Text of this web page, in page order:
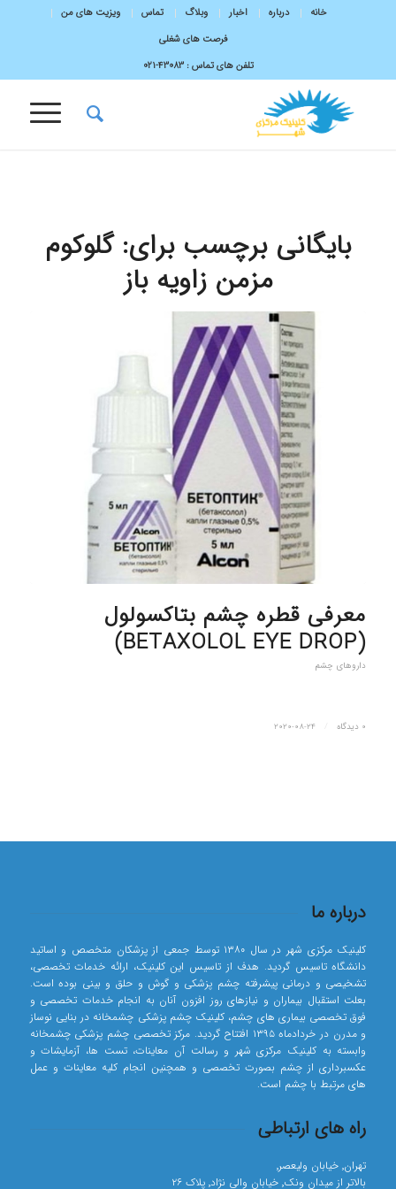
خانه درباره اخبار وبلاگ تماس
ویزیت های من
فرصت های شغلی
تلفن های تماس :43083-۰۲۱
بایگانی برچسب برای:گلوکوم
مزمن زاویه باز
معرفی قطره چشم بتاکسولول
(BETAXOLOL EYE DROP)
داروهای چشم
0 دیدگاه 2020-08-24
درباره ما
کلینیک مرکزی شهر در سال ۱۳۸۰ توسط جمعی از پزشکان متخصص و اساتید
دانشگاه تاسیس گردید. هدف از تاسیس این کلینیک، ارائه خدمات تخصصی،
تشخیصی و درمانی پیشرفته چشم پزشکی و گوش و حلق و بینی بوده است.
بعلت استقبال بیماران و نیازهای روز افزون آنان به انجام خدمات تخصصی و
فوق تخصصی بیماری های چشم، کلینیک چشم پزشکی چشمخانه در بنایی نوساز
و مدرن در خردادماه ۱۳۹۵ افتتاح گردید. مرکز تخصصی چشم پزشکی چشمخانه
وابسته به کلینیک مرکزی شهر و رسالت آن معاینات، تست ها، آزمایشات و
عکسبرداری از چشم بصورت تخصصی و همچنین انجام کلیه معاینات و عمل
های مرتبط با چشم است.
راه های ارتباطی
تهران٬ خیابان ولیعصر٬
بالاتر از میدان ونک٬ خیابان والی نژاد٬ پلاک ۲۶